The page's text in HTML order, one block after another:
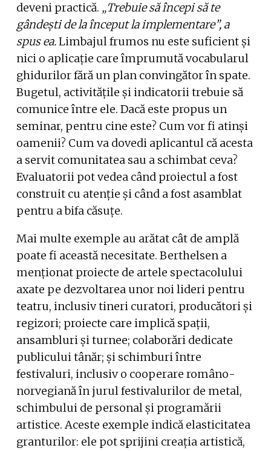
deveni practică. „Trebuie să începi să te
gândești de la început la implementare”, a
spus ea.Limbajul frumos nu este suficient și
nici o aplicație care împrumută vocabularul
ghidurilor fără un plan convingător în spate.
Bugetul, activitățile și indicatorii trebuie să
comunice între ele. Dacă este propus un
seminar, pentru cine este? Cum vor fi atinși
oamenii? Cum va dovedi aplicantul că acesta
a servit comunitatea sau a schimbat ceva?
Evaluatorii pot vedea când proiectul a fost
construit cu atenție și când a fost asamblat
pentru a bifa căsuțe.
Mai multe exemple au arătat cât de amplă
poate fi această necesitate. Berthelsen a
menționat proiecte de artele spectacolului
axate pe dezvoltarea unor noi lideri pentru
teatru, inclusiv tineri curatori, producători și
regizori; proiecte care implică spații,
ansambluri și turnee; colaborări dedicate
publicului tânăr; și schimburi între
festivaluri, inclusiv o cooperare româno-
norvegiană în jurul festivalurilor de metal,
schimbului de personal și programării
artistice. Aceste exemple indică elasticitatea
granturilor: ele pot sprijini creația artistică,